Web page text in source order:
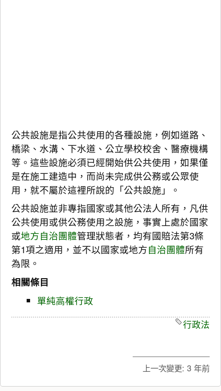
公共設施是指公共使用的各種設施，例如道路、
橋梁、水溝、下水道、公立學校校舍、醫療機構
等。這些設施必須已經開始供公共使用，如果僅
是在施工建造中，而尚未完成供公務或公眾使
用，就不屬於這裡所說的「公共設施」。
公共設施並非專指國家或其他公法人所有，凡供
公共使用或供公務使用之設施，事實上處於國家
或地方自治團體管理狀態者，均有國賠法第3條
第1項之適用，並不以國家或地方自治團體所有
為限。
相關條目
單純高權行政
行政法
上一次變更: 3 年前